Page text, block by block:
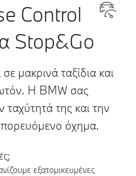
Control
Stop&Go
μακρινά ταξίδια και
Η BMW σας
ταχύτητά της και την
όχημα.
εξατομικευμένες